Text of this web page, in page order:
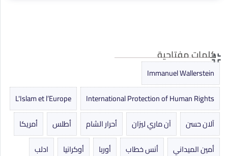
كلمات مفتاحية
Immanuel Wallerstein
International Protection of Human Rights
L'Islam et l’Europe
آلان حسن
آن ماري ليزان أحرار الشام أطلس
أمريكا
أمين الميداني
أنس خطاب أوربا أوكرانيا
ادلب